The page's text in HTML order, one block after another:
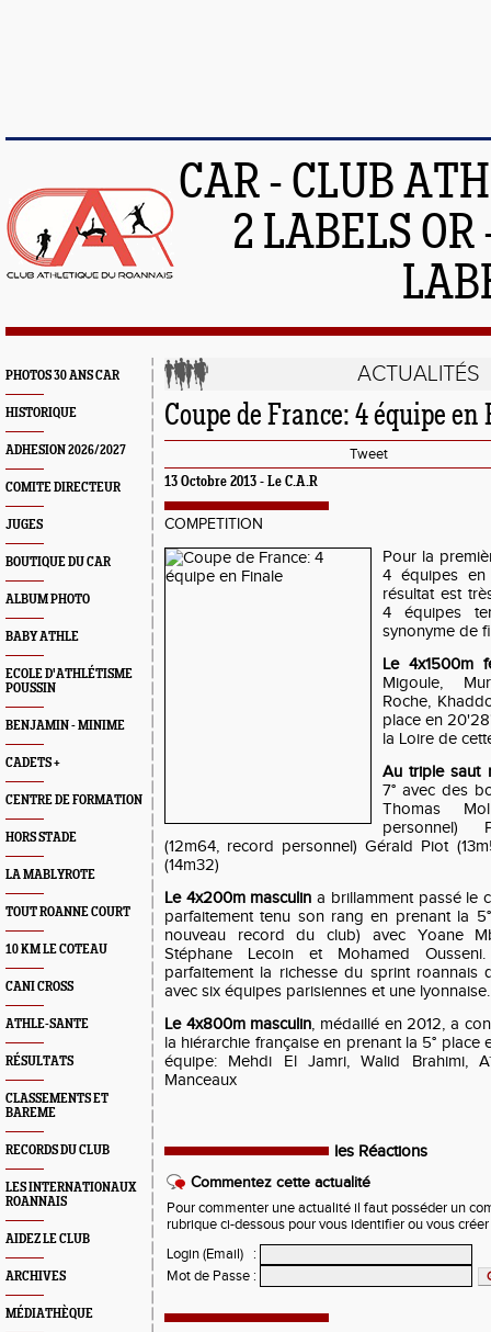
CAR - CLUB
2 LABELS
PHOTOS 30 ANS CAR
HISTORIQUE
ADHESION 2026/2027
COMITE DIRECTEUR
JUGES
BOUTIQUE DU CAR
ALBUM PHOTO
BABY ATHLE
ECOLE D'ATHLÉTISME
POUSSIN
BENJAMIN - MINIME
CADETS +
CENTRE DE FORMATION
HORS STADE
LA MABLYROTE
TOUT ROANNE COURT
10 KM LE COTEAU
CANI CROSS
ATHLE-SANTE
RÉSULTATS
CLASSEMENTS ET
BAREME
RECORDS DU CLUB
LES INTERNATIONAUX
ROANNAIS
AIDEZ LE CLUB
ARCHIVES
MÉDIATHÈQUE
ACTUALITÉS
Coupe de France: 4 équipe en
Tweet
13 Octobre 2013 - Le C.A.R
COMPETITION
Pour la
4 équipes
résultat est
4 équipes
synonyme de
Le 4x1500m
Migoule,
Roche,
place en
la Loire de
Au triple saut
7° avec des
Thomas
personnel)
(12m64, record personnel) Gérald Piot
(14m32)
Le 4x200m masculin a brillamment passé le
parfaitement tenu son rang en prenant la
nouveau record du club) avec Yoane
Stéphane Lecoin et Mohamed
parfaitement la richesse du sprint roannais
avec six équipes parisiennes et une
Le 4x800m masculin, médaillé en 2012, a
la hiérarchie française en prenant la 5° place
équipe: Mehdi El Jamri, Walid Brahimi,
Manceaux
les Réactions
Commentez cette actualité
Pour commenter une actualité il faut posséder un
rubrique ci-dessous pour vous identifier ou vous
Login (Email)
:
Mot de Passe :